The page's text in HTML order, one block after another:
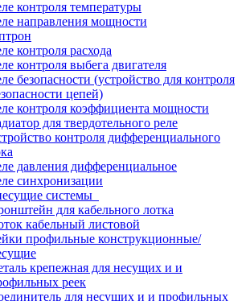
контроля температуры
направления мощности
контроля расхода
контроля выбега двигателя
безопасности (устройство для контроля
цепей)
контроля коэффициента мощности
для твердотельного реле
контроля дифференциального
давления дифференциальное
синхронизации
системы
для кабельного лотка
кабельный листовой
профильные конструкционные/
крепежная для несущих и и
реек
для несущих и и профильных